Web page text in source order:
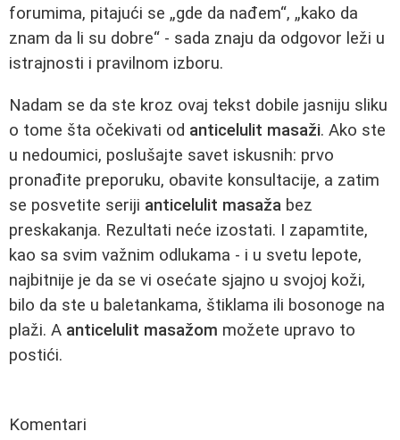
forumima, pitajući se „gde da nađem“, „kako da
znam da li su dobre“ - sada znaju da odgovor leži u
istrajnosti i pravilnom izboru.
Nadam se da ste kroz ovaj tekst dobile jasniju sliku
o tome šta očekivati od anticelulit masaži. Ako ste
u nedoumici, poslušajte savet iskusnih: prvo
pronađite preporuku, obavite konsultacije, a zatim
se posvetite seriji anticelulit masaža bez
preskakanja. Rezultati neće izostati. I zapamtite,
kao sa svim važnim odlukama - i u svetu lepote,
najbitnije je da se vi osećate sjajno u svojoj koži,
bilo da ste u baletankama, štiklama ili bosonoge na
plaži. A anticelulit masažom možete upravo to
postići.
Komentari